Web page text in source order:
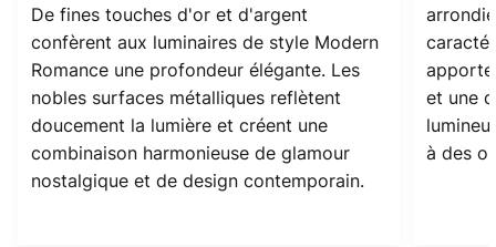
De fines touches d'or et d'argent
confèrent aux luminaires de style Modern
Romance une profondeur élégante. Les
nobles surfaces métalliques reflètent
doucement la lumière et créent une
combinaison harmonieuse de glamour
nostalgique et de design contemporain.
et une
à des